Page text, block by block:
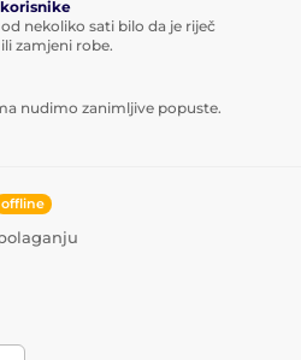
korisnike
nekoliko sati bilo da je riječ
zamjeni robe.
nudimo zanimljive popuste.
offline